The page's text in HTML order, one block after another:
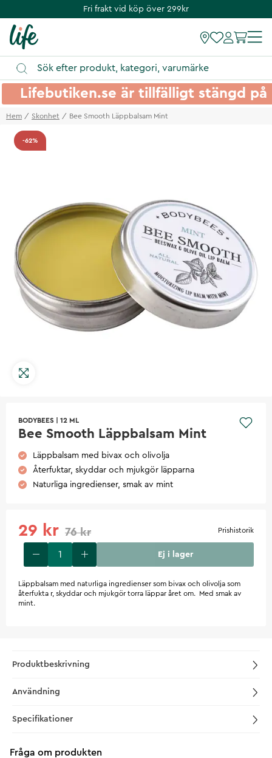
Fri frakt vid köp över 299kr
Lifebutiken.se är tillfälligt stängd
Hem Skonhet Bee Smooth Läppbalsam Mint
-62%
BODYBEES 12 ML
Bee Smooth Läppbalsam Mint
Läppbalsam med bivax och olivolja
Återfuktar, skyddar och mjukgör läpparna
Naturliga ingredienser, smak av mint
29 kr 76 kr Prishistorik
Ej i lager
Läppbalsam med naturliga ingredienser som bivax och olivolja som
återfukta r, skyddar och mjukgör torra läppar året om. Med smak av
mint.
Produktbeskrivning
Användning
Specifikationer
Fråga om produkten